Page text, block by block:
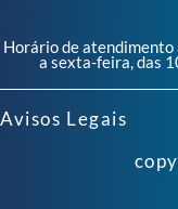
Horário de atendimento
a sexta-feira, das
Avisos Legais